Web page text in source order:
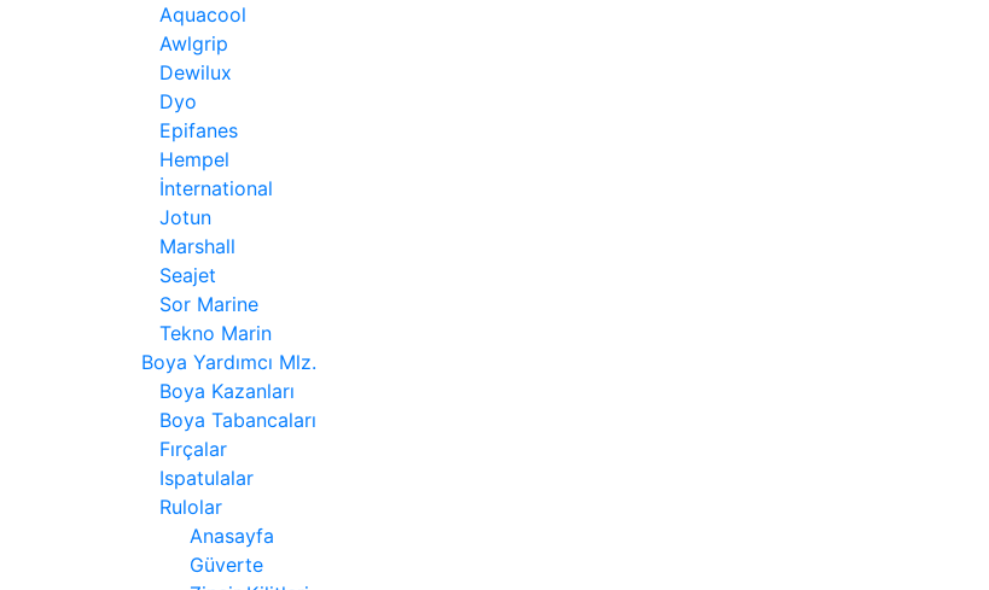
Aquacool
Awlgrip
Dewilux
Dyo
Epifanes
Hempel
İnternational
Jotun
Marshall
Seajet
Sor Marine
Tekno Marin
Boya Yardımcı Mlz.
Boya Kazanları
Boya Tabancaları
Fırçalar
Ispatulalar
Rulolar
Anasayfa
Güverte